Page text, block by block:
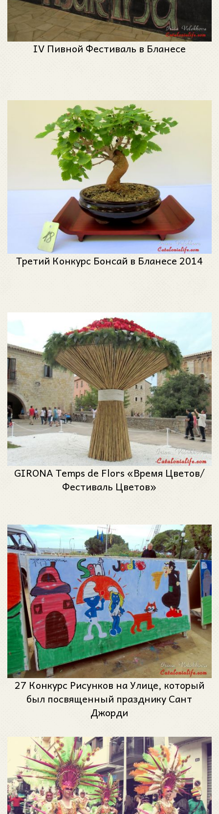
IV Пивной Фестиваль в Бланесе
Третий Конкурс Бонсай в Бланесе 2014
GIRONA Temps de Flors «Время Цветов/
Фестиваль Цветов»
27 Конкурс Рисунков на Улице, который
был посвященный празднику Сант
Джорди